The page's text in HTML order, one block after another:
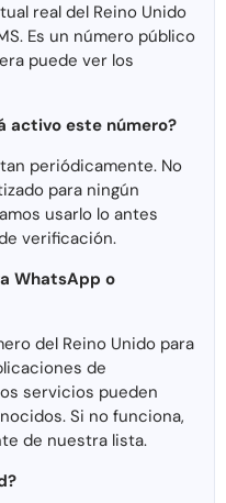
real del Reino Unido
Es un número público
puede ver los
activo este número?
periódicamente. No
para ningún
usarlo lo antes
verificación.
WhatsApp o
del Reino Unido para
de
servicios pueden
Si no funciona,
de nuestra lista.